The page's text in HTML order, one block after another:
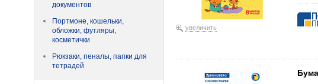
документов
Портмоне, кошельки,
обложки, футляры,
косметички
Рюкзаки, пеналы, папки для
тетрадей
увеличить